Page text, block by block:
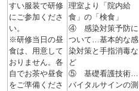
すい服装で研修
にご参加くださ
い。
※研修当日の昼
食は、用意して
おりません。各
自でお茶や昼食
をご準備くださ
理室より「院内給
食」の「検食」
④ 感染対策予防に
ついて…基本的な感
染対策と手指消毒な
ど
⑤ 基礎看護技術…
バイタルサインの測